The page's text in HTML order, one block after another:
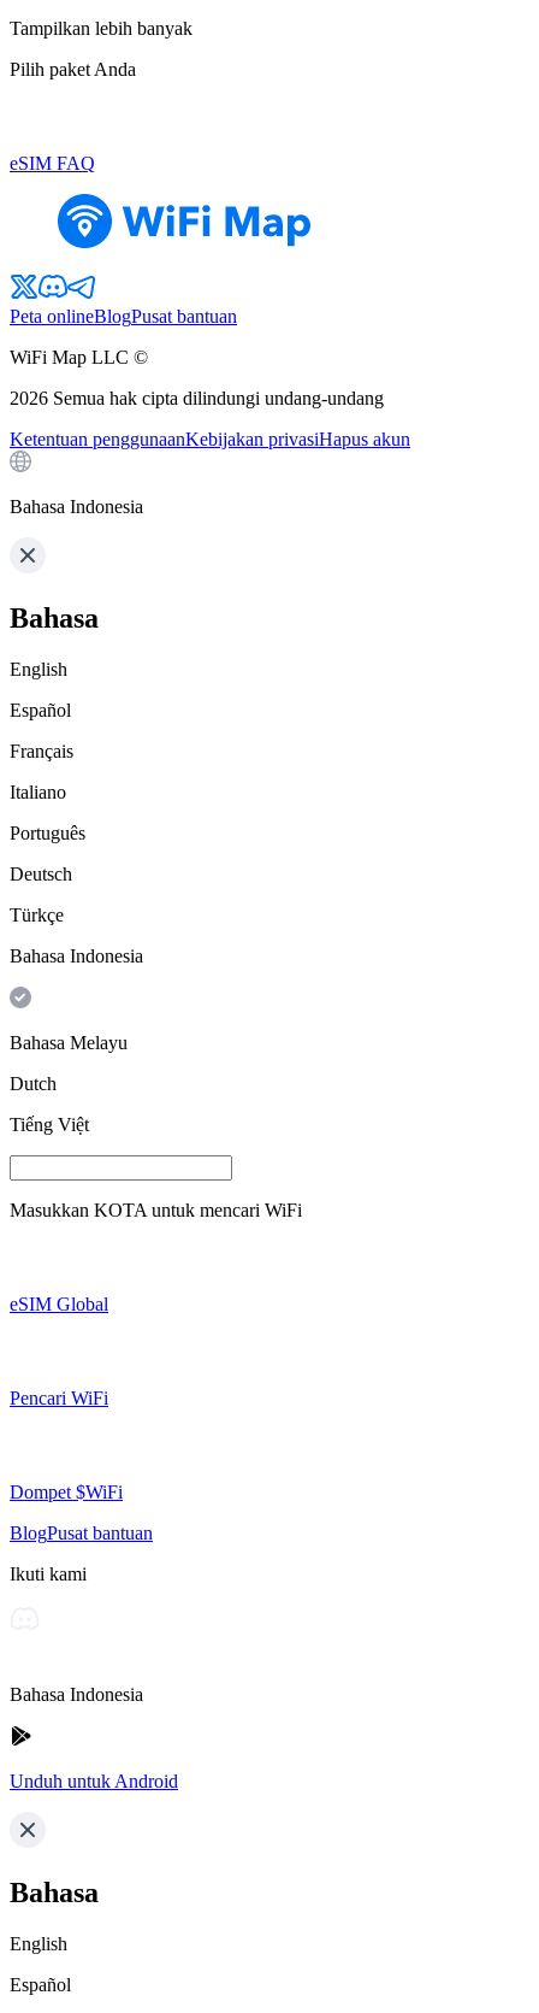
Tampilkan lebih banyak
Pilih paket Anda
eSIM FAQ
Peta onlineBlogPusat bantuan
WiFi Map LLC ©
2026 Semua hak cipta dilindungi undang-undang
Ketentuan penggunaanKebijakan privasiHapus akun
Bahasa Indonesia
Bahasa
English
Español
Français
Italiano
Português
Deutsch
Türkçe
Bahasa Indonesia
Bahasa Melayu
Dutch
Tiếng Việt
Masukkan KOTA untuk mencari WiFi
eSIM Global
Pencari WiFi
Dompet $WiFi
BlogPusat bantuan
Ikuti kami
Bahasa Indonesia
Unduh untuk Android
Bahasa
English
Español